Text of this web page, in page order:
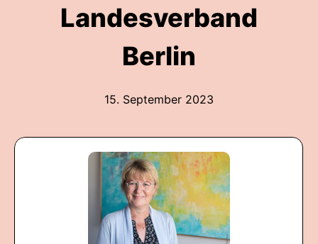
Landesverband
Berlin
15. September 2023